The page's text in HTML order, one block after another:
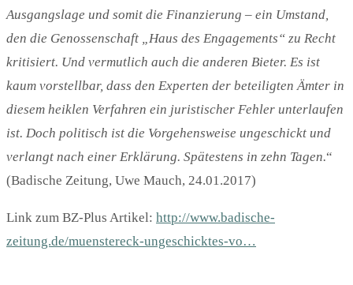
Ausgangslage und somit die Finanzierung – ein Umstand,
den die Genossenschaft „Haus des Engagements“ zu Recht
kritisiert. Und vermutlich auch die anderen Bieter. Es ist
kaum vorstellbar, dass den Experten der beteiligten Ämter in
diesem heiklen Verfahren ein juristischer Fehler unterlaufen
ist. Doch politisch ist die Vorgehensweise ungeschickt und
verlangt nach einer Erklärung. Spätestens in zehn Tagen.“
(Badische Zeitung, Uwe Mauch, 24.01.2017)
Link zum BZ-Plus Artikel: http://www.badische-
zeitung.de/muenstereck-ungeschicktes-vo…